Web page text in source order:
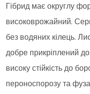
Гібрид має округлу
високоврожайний.
без водяних кілець.
добре прикріплений
високу стійкість до
пероноспорозу та